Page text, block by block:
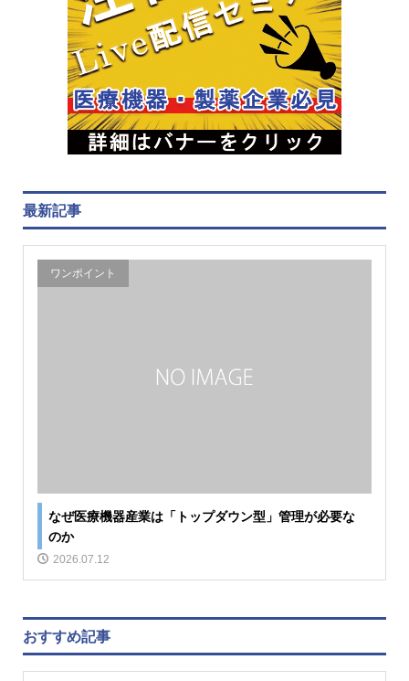
最新記事
ワンポイント
なぜ医療機器産業は「トップダウン型」管理が必要な
のか
2026.07.12
おすすめ記事